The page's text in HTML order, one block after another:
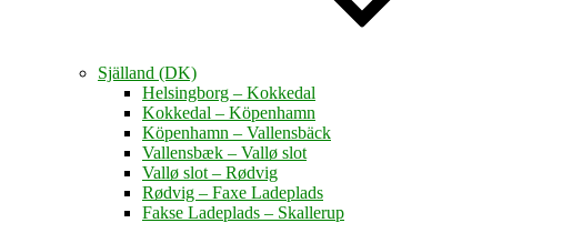
Själland (DK)
Helsingborg – Kokkedal
Kokkedal – Köpenhamn
Köpenhamn – Vallensbäck
Vallensbæk – Vallø slot
Vallø slot – Rødvig
Rødvig – Faxe Ladeplads
Fakse Ladeplads – Skallerup